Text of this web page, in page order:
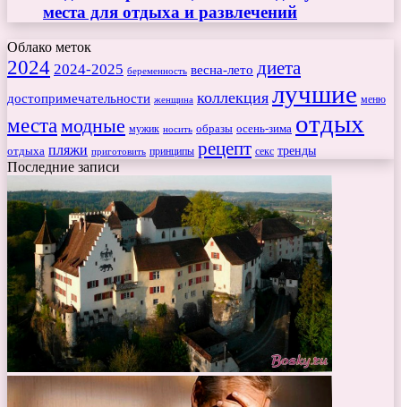
места для отдыха и развлечений
Облако меток
2024 2024-2025 беременность весна-лето диета
достопримечательности женщина коллекция лучшие меню
места модные мужик носить образы осень-зима отдых
отдыха пляжи приготовить принципы рецепт секс тренды
Последние записи